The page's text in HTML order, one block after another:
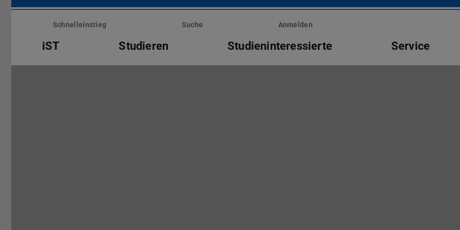
Menü
überspringenSchnelleinstieg Suche Anmelden
iST Studieren Studieninteressierte Service